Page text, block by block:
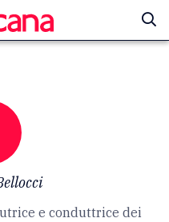
e conduttrice dei